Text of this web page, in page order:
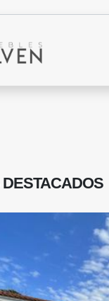
DESTACADOS